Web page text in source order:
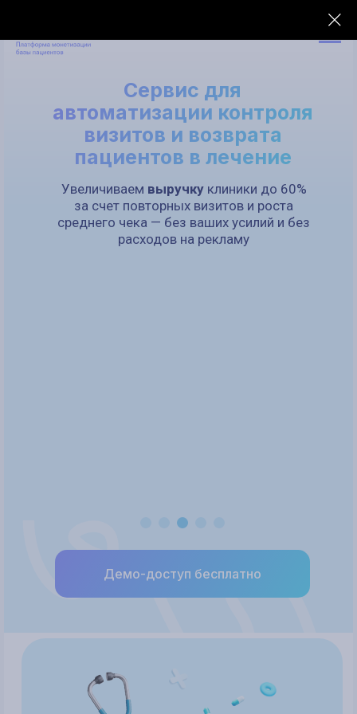
Сервис для
автоматизации контроля
визитов и возврата
пациентов в лечение
Увеличиваем выручкуклиники до 60%
за счет повторных визитов и роста
среднего чека — без ваших усилий и без
расходов на рекламу
Демо-доступ бесплатно